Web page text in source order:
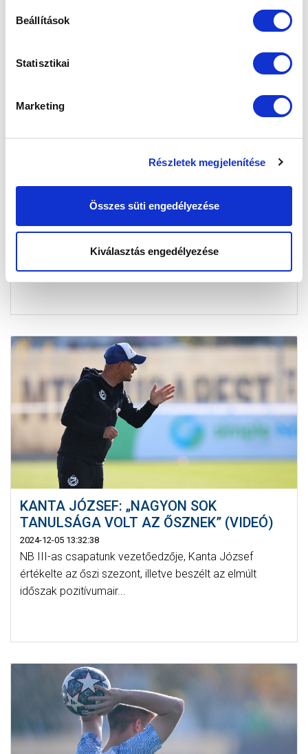
Beállítások
Statisztikai
Marketing
Részletek megjelenítése
Összes süti engedélyezése
Kiválasztás engedélyezése
A 17 éves László Krisztián klubunknál folytatja
pályafutását.
KANTA JÓZSEF: „NAGYON SOK
TANULSÁGA VOLT AZ ŐSZNEK” (VIDEÓ)
2024-12-05 13:32:38
NB III-as csapatunk vezetőedzője, Kanta József
értékelte az őszi szezont, illetve beszélt az elmúlt
időszak pozitívumair...